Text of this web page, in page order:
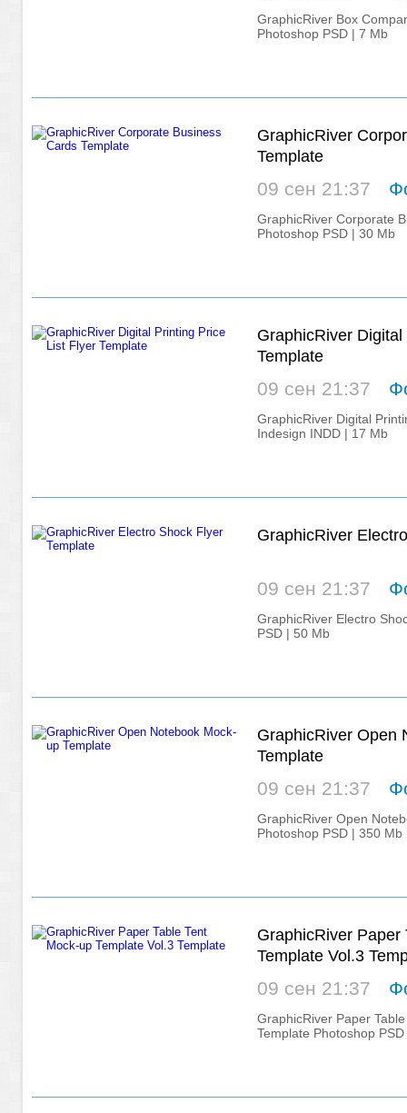
GraphicRiver Box
Photoshop PSD | 7 Mb
GraphicRiver
Template
09 сен 21:37
GraphicRiver Corporate
Photoshop PSD | 30 Mb
GraphicRiver
Template
09 сен 21:37
GraphicRiver Digital
Indesign INDD | 17 Mb
GraphicRiver
09 сен 21:37
GraphicRiver Electro
PSD | 50 Mb
GraphicRiver Open
Template
09 сен 21:37
GraphicRiver Open
Photoshop PSD | 350 Mb
GraphicRiver Paper
Template Vol.3
09 сен 21:37
GraphicRiver Paper
Template Photoshop